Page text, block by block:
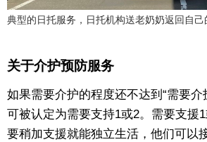
典型的日托服务，日托机构送老奶奶返回自己
关于介护预防服务
如果需要介护的程度还不达到“需要介
可被认定为需要支持1或2。需要支援
要稍加支援就能独立生活，他们可以